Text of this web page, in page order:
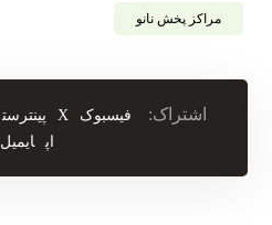
مراکز پخش نانو
فیسبوک X پینترست
اپ
ایمیل